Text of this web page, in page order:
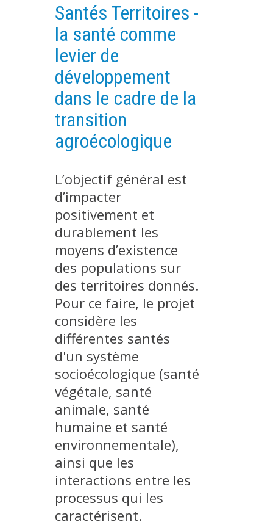
RECRUTEMENT
RECHERCHE
PLATEFORMES EXPÉRIMENTALES
IMPLANTATIONS GÉOGRAPHIQUES
PROJETS EN COURS
PROJETS TERMINÉS
NOS RÉSEAUX SCIENTIFIQUES ET TECHNIQUES
SÉMINAIRES RÉGULIERS
MASTER
INGÉNIEUR
FORMATION CONTINUE
FORMATION DOCTORALE
THÈSES EN COURS
PRODUCTION
LOGICIELS
PUBLICATIONS SUR HAL
WORKING PAPERS
NOS TRAVAUX EN VIDÉO
Santés Territoires -
la santé comme
levier de
développement
dans le cadre de la
transition
agroécologique
L’objectif général est
d’impacter
positivement et
durablement les
moyens d’existence
des populations sur
des territoires donnés.
Pour ce faire, le projet
considère les
différentes santés
d'un système
socioécologique (santé
végétale, santé
animale, santé
humaine et santé
environnementale),
ainsi que les
interactions entre les
processus qui les
caractérisent.